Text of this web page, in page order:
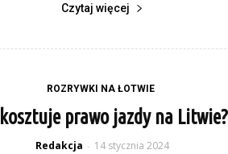
Czytaj więcej
ROZRYWKI NA ŁOTWIE
prawo jazdy na Litwie?
Redakcja - 14 stycznia 2024